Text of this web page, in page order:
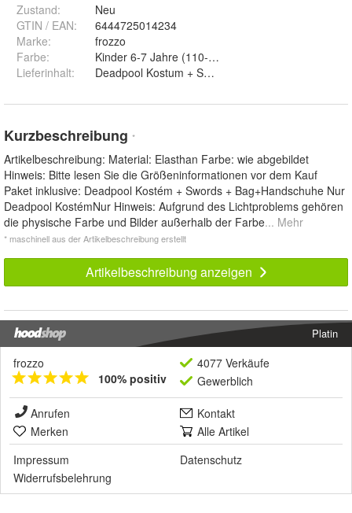
Zustand:
Neu
GTIN / EAN:
6444725014234
Marke:
frozzo
Farbe:
Kinder 6-7 Jahre (110-120cm), Kinder 7-8 Jahre
Lieferinhalt:
Kurzbeschreibung *
Artikelbeschreibung: Material: Elasthan Farbe: wie abgebildet
Hinweis: Bitte lesen Sie die Größeninformationen vor dem Kauf
Paket inklusive: Deadpool Kostém + Swords + Bag+Handschuhe Nur
Deadpool KostémNur Hinweis: Aufgrund des Lichtproblems gehören
die physische Farbe und Bilder außerhalb der Farbe... Mehr
* maschinell aus der Artikelbeschreibung erstellt
Artikelbeschreibung anzeigen
Platin
frozzo
100% positiv
4077 Verkäufe
Gewerblich
Anrufen
Kontakt
Merken
Alle Artikel
Impressum
Datenschutz
Widerrufsbelehrung